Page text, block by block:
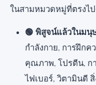
11. การอักเสบ
แล้วจริงๆ แล้
มุมมองที่กว้า
ในสามหมวดหมู่ที่ตรงไ
🟢 พิสูจน์แล้วในมนุ
กำลังกาย, การฝึก
คุณภาพ, โปรตีน, ก
ไฟเบอร์, วิตามินดี